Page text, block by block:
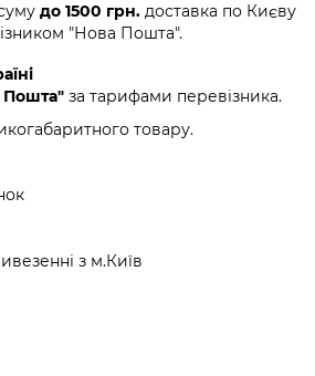
до 1500 грн. доставка по Києву
"Нова Пошта".
Пошта" за тарифами перевізника.
товару.
з м.Київ